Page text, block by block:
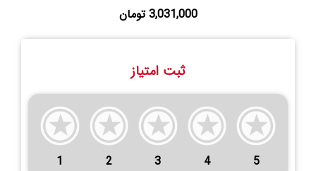
3,031,000 تومان
ثبت امتیاز
1 2 3 4 5